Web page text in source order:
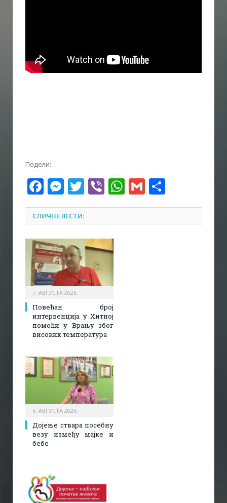
Подели:
Facebook
Messenger
Twitter
ViberWhatsApp
Gmail
СЛИЧНЕ ВЕСТИ:
7. АВГУСТА 2026.
Повећан број
интервенција у Хитној
помоћи у Врању због
високих температура
6. АВГУСТА 2026.
Дојење ствара посебну
везу између мајке и
бебе